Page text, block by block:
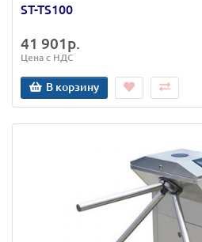
ST-TS100
41 901р.
Цена с НДС
В корзину